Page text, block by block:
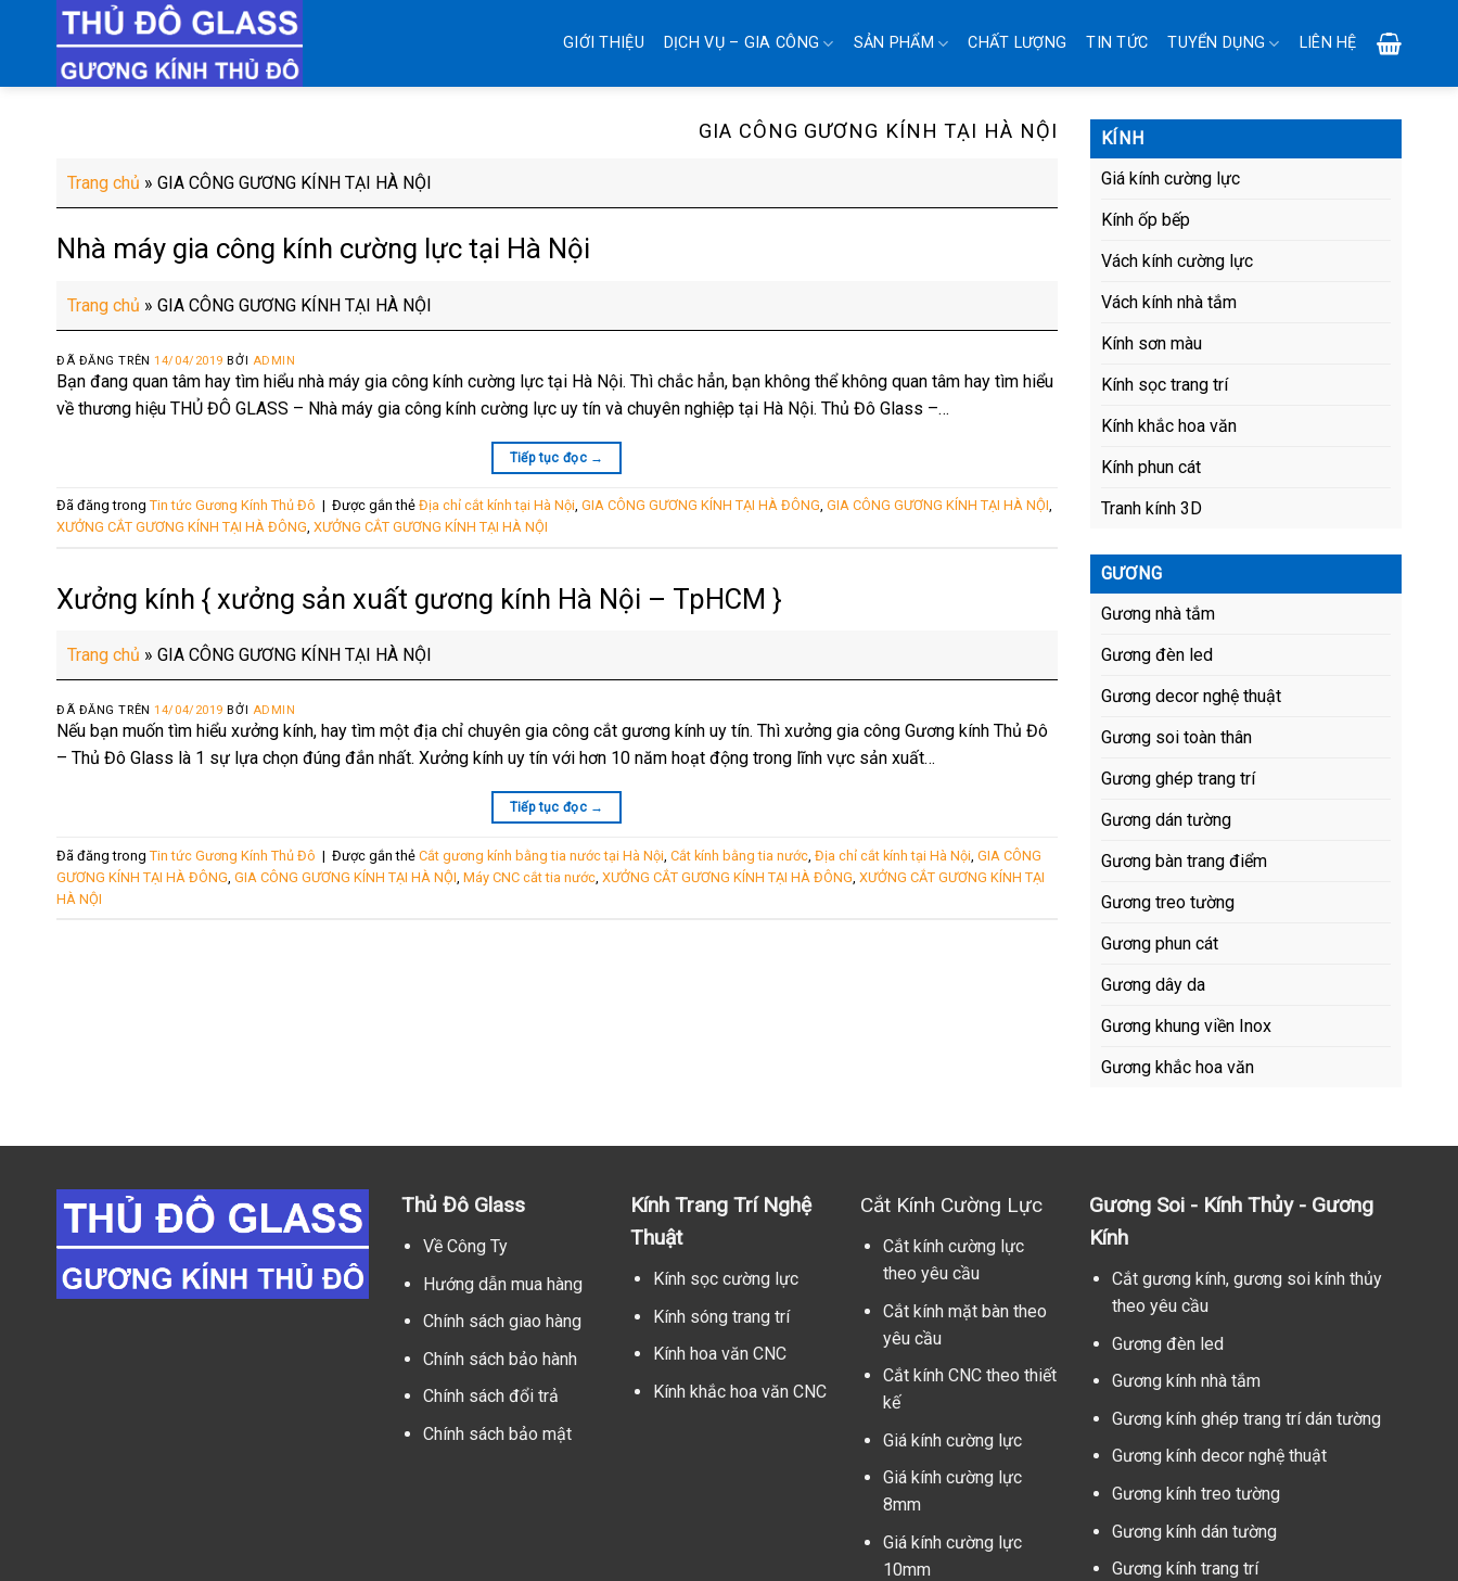
dung
GIỚI THIỆU DỊCH VỤ – GIA CÔNG SẢN PHẨM CHẤT LƯỢNG TIN TỨC TUYỂN DỤNG LIÊN HỆ
GIA CÔNG GƯƠNG KÍNH TẠI HÀ NỘI
Trang chủ » GIA CÔNG GƯƠNG KÍNH TẠI HÀ NỘI
Nhà máy gia công kính cường lực tại Hà Nội
Trang chủ » GIA CÔNG GƯƠNG KÍNH TẠI HÀ NỘI
ĐÃ ĐĂNG TRÊN14/04/2019 BỞI ADMIN
Bạn đang quan tâm hay tìm hiểu nhà máy gia công kính cường lực tại Hà Nội. Thì chắc hẳn, bạn không thể không quan tâm hay tìm hiểu
về thương hiệu THỦ ĐÔ GLASS – Nhà máy gia công kính cường lực uy tín và chuyên nghiệp tại Hà Nội. Thủ Đô Glass –…
Tiếp tục đọc →
Đã đăng trong Tin tức Gương Kính Thủ Đô | Được gắn thẻ Địa chỉ cắt kính tại Hà Nội GIA CÔNG GƯƠNG KÍNH TẠI HÀ ĐÔNG GIA CÔNG GƯƠNG KÍNH TẠI HÀ NỘI
XƯỞNG CẮT GƯƠNG KÍNH TẠI HÀ ĐÔNG XƯỞNG CẮT GƯƠNG KÍNH TẠI HÀ NỘI
Xưởng kính { xưởng sản xuất gương kính Hà Nội – TpHCM }
Trang chủ » GIA CÔNG GƯƠNG KÍNH TẠI HÀ NỘI
ĐÃ ĐĂNG TRÊN14/04/2019 BỞI ADMIN
Nếu bạn muốn tìm hiểu xưởng kính, hay tìm một địa chỉ chuyên gia công cắt gương kính uy tín. Thì xưởng gia công Gương kính Thủ Đô
– Thủ Đô Glass là 1 sự lựa chọn đúng đắn nhất. Xưởng kính uy tín với hơn 10 năm hoạt động trong lĩnh vực sản xuất…
Tiếp tục đọc →
Đã đăng trong Tin tức Gương Kính Thủ Đô | Được gắn thẻ Cắt gương kính bằng tia nước tại Hà Nội Cắt kính bằng tia nước Địa chỉ cắt kính tại Hà Nội GIA CÔNG
GƯƠNG KÍNH TẠI HÀ ĐÔNG GIA CÔNG GƯƠNG KÍNH TẠI HÀ NỘI Máy CNC cắt tia nước XƯỞNG CẮT GƯƠNG KÍNH TẠI HÀ ĐÔNG XƯỞNG CẮT GƯƠNG KÍNH TẠI
HÀ NỘI
KÍNH
Giá kính cường lực
Kính ốp bếp
Vách kính cường lực
Vách kính nhà tắm
Kính sơn màu
Kính sọc trang trí
Kính khắc hoa văn
Kính phun cát
Tranh kính 3D
GƯƠNG
Gương nhà tắm
Gương đèn led
Gương decor nghệ thuật
Gương soi toàn thân
Gương ghép trang trí
Gương dán tường
Gương bàn trang điểm
Gương treo tường
Gương phun cát
Gương dây da
Gương khung viền Inox
Gương khắc hoa văn
Thủ Đô Glass
Về Công Ty
Hướng dẫn mua hàng
Chính sách giao hàng
Chính sách bảo hành
Chính sách đổi trả
Chính sách bảo mật
Kính Trang Trí Nghệ
Thuật
Kính sọc cường lực
Kính sóng trang trí
Kính hoa văn CNC
Kính khắc hoa văn CNC
Cắt Kính Cường Lực
Cắt kính cường lực
theo yêu cầu
Cắt kính mặt bàn theo
yêu cầu
Cắt kính CNC theo thiết
kế
Giá kính cường lực
Giá kính cường lực
8mm
Giá kính cường lực
10mm
Gương Soi - Kính Thủy - Gương
Kính
Cắt gương kính, gương soi kính thủy
theo yêu cầu
Gương đèn led
Gương kính nhà tắm
Gương kính ghép trang trí dán tường
Gương kính decor nghệ thuật
Gương kính treo tường
Gương kính dán tường
Gương kính trang trí